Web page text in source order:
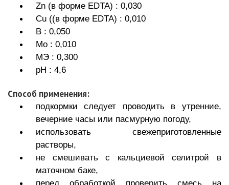
Zn (в форме EDTA) : 0,030
Cu ((в форме EDTA) : 0,010
B : 0,050
Mo : 0,010
MЭ : 0,300
рН : 4,6
Способ применения:
подкормки следует проводить в утренние,
вечерние часы или пасмурную погоду,
использовать свежеприготовленные
растворы,
не смешивать с кальциевой селитрой в
маточном баке,
перед обработкой проверить смесь на